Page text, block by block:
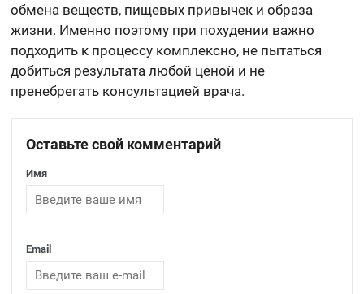
обмена веществ, пищевых привычек и образа
жизни. Именно поэтому при похудении важно
подходить к процессу комплексно, не пытаться
добиться результата любой ценой и не
пренебрегать консультацией врача.
Оставьте свой комментарий
Имя
Email